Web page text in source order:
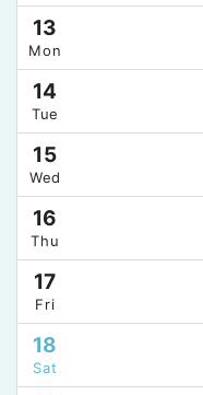
13
Mon
14
Tue
15
Wed
16
Thu
17
Fri
18
Sat